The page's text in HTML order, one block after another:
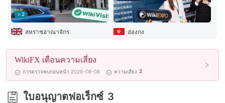
5
6
7
8
9
2
สหราชอาณาจักร ฮ่องกง
WikiFX เตือนความเสี่ยง
การตรวจพบก่อนหน้า 2026-08-08 ความเสี่ยง 2
ใบอนุญาตฟอเร็กซ์ 3